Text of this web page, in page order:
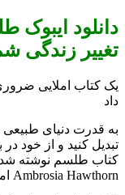
دانلود ایبوک
تغییر زندگی
یک کتاب املایی
داد
به قدرت دنیای طبیعی
تبدیل کنید و از خود
Ambrosia Hawthorn امکان پذیر است.